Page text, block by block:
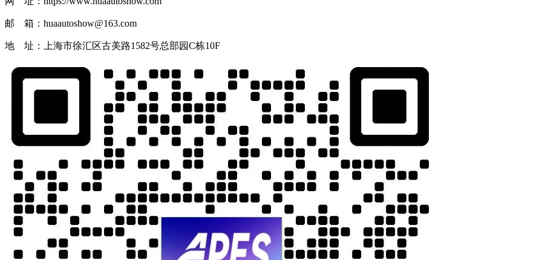
邮 箱：huaautoshow@163.com
地 址：上海市徐汇区古美路1582号总部园C栋10F